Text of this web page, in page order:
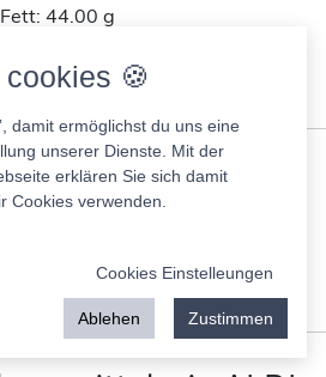
Fett: 44.00 g
KH:23.00 g
Paprika Grillparty Penny
114.00 Kcal
0.50 g
0.00 g
🍪
damit ermöglichst du uns eine
unserer Dienste. Mit der
erklären Sie sich damit
Cookies verwenden.
Cookies Einstelleungen
Ablehen Zustimmen